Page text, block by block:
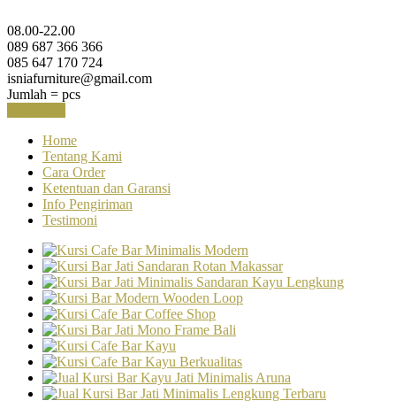
08.00-22.00
089 687 366 366
085 647 170 724
isniafurniture@gmail.com
Jumlah = pcs
Home
Tentang Kami
Cara Order
Ketentuan dan Garansi
Info Pengiriman
Testimoni